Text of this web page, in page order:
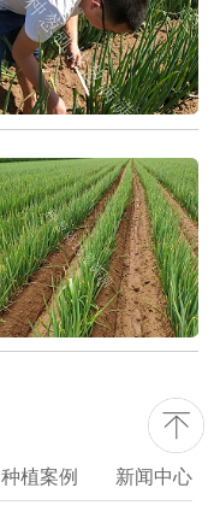
种植案例 新闻中心